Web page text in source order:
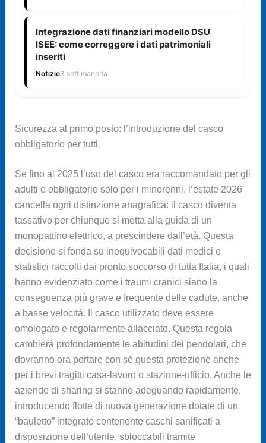
Integrazione dati finanziari modello DSU
ISEE: come correggere i dati patrimoniali
inseriti
Notizie3 settimane fa
Sicurezza al primo posto: l’introduzione del casco
obbligatorio per tutti
Se fino al 2025 l’uso del casco era raccomandato per gli
adulti e obbligatorio solo per i minorenni, l’estate 2026
cancella ogni distinzione anagrafica: il casco diventa
tassativo per chiunque si metta alla guida di un
monopattino elettrico, a prescindere dall’età. Questa
decisione si fonda su inequivocabili dati medici e
statistici raccolti dai pronto soccorso di tutta Italia, i quali
hanno evidenziato come i traumi cranici siano la
conseguenza più grave e frequente delle cadute, anche
a basse velocità. Il casco utilizzato deve essere
omologato e regolarmente allacciato. Questa regola
cambierà profondamente le abitudini dei pendolari, che
dovranno ora portare con sé questa protezione anche
per i brevi tragitti casa-lavoro o stazione-ufficio. Anche le
aziende di sharing si stanno adeguando rapidamente,
introducendo flotte di nuova generazione dotate di un
“bauletto” integrato contenente caschi sanificati a
disposizione dell’utente, sbloccabili tramite